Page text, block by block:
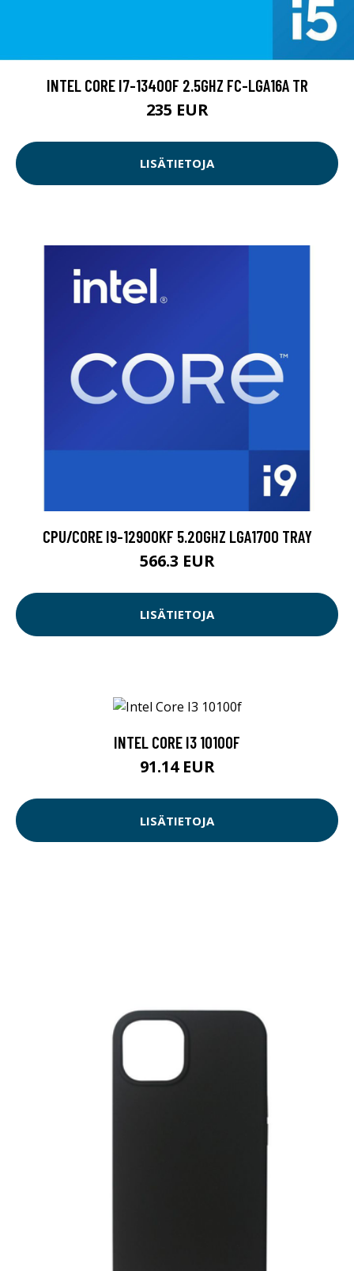
INTEL CORE I7-13400F 2.5GHZ FC-LGA16A TR
235 EUR
LISÄTIETOJA
CPU/CORE I9-12900KF 5.20GHZ LGA1700 TRAY
566.3 EUR
LISÄTIETOJA
INTEL CORE I3 10100F
91.14 EUR
LISÄTIETOJA